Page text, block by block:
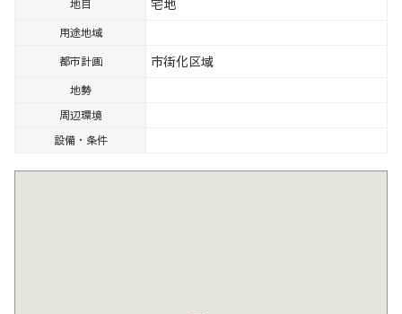
地目
宅地
用途地域
都市計画
市街化区域
地勢
周辺環境
設備・条件